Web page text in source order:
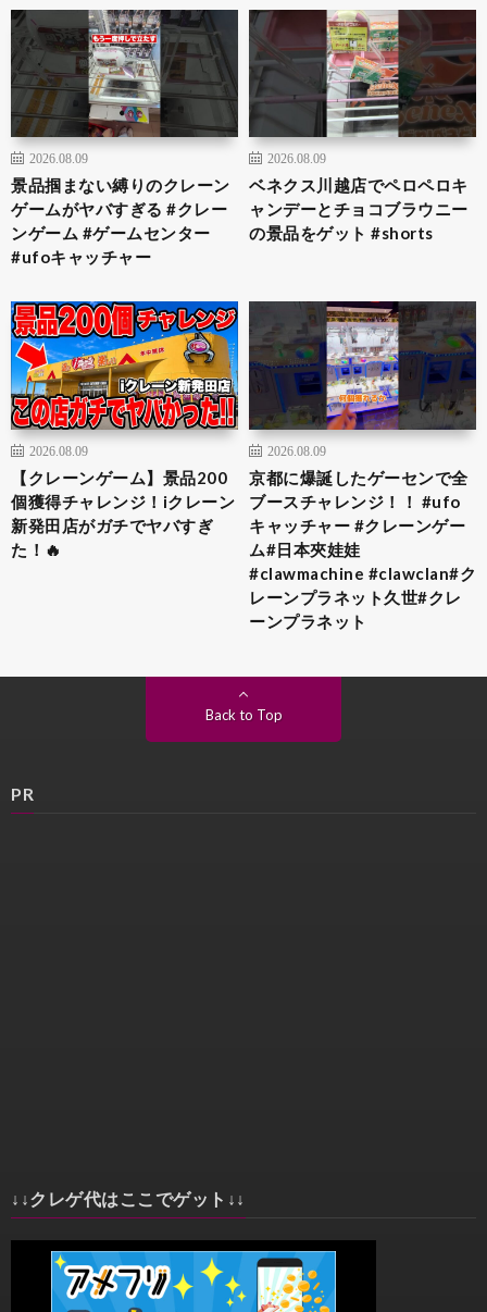
2026.08.09
景品掴まない縛りのクレーン
ゲームがヤバすぎる #クレー
ンゲーム #ゲームセンター
#ufoキャッチャー
2026.08.09
ベネクス川越店でペロペロキ
ャンデーとチョコブラウニー
の景品をゲット #shorts
2026.08.09
【クレーンゲーム】景品200
個獲得チャレンジ！iクレーン
新発田店がガチでヤバすぎ
た！🔥
2026.08.09
京都に爆誕したゲーセンで全
ブースチャレンジ！！ #ufo
キャッチャー #クレーンゲー
ム#日本夾娃娃
#clawmachine #clawclan#ク
レーンプラネット久世#クレ
ーンプラネット
Back to Top
PR
↓↓クレゲ代はここでゲット↓↓